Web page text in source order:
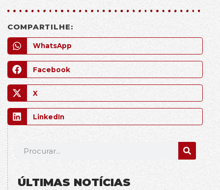
COMPARTILHE:
WhatsApp
Facebook
X
LinkedIn
ÚLTIMAS NOTÍCIAS